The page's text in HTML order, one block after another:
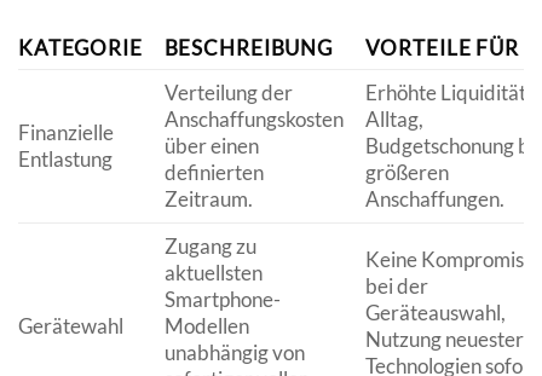
KATEGORIE BESCHREIBUNG VORTEILE FÜR
Finanzielle
Entlastung
Verteilung der
Anschaffungskosten
über einen
definierten
Zeitraum.
Erhöhte Liquidität
Alltag,
Budgetschonung
größeren
Anschaffungen.
Gerätewahl
Zugang zu
aktuellsten
Smartphone-
Modellen
unabhängig von
Keine Kompromisse
bei der
Geräteauswahl,
Nutzung neuester
Technologien sofort